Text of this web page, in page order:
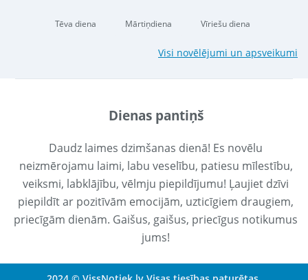
Tēva diena Mārtiņdiena Vīriešu diena
Visi novēlējumi un apsveikumi
Dienas pantiņš
Daudz laimes dzimšanas dienā! Es novēlu
neizmērojamu laimi, labu veselību, patiesu mīlestību,
veiksmi, labklājību, vēlmju piepildījumu! Ļaujiet dzīvi
piepildīt ar pozitīvām emocijām, uzticīgiem draugiem,
priecīgām dienām. Gaišus, gaišus, priecīgus notikumus
jums!